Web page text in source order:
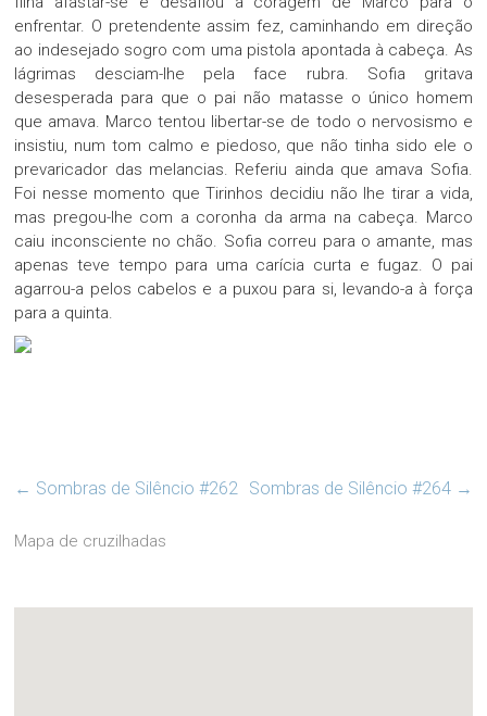
enfrentar. O pretendente assim fez, caminhando em direção
ao indesejado sogro com uma pistola apontada à cabeça. As
lágrimas desciam-lhe pela face rubra. Sofia gritava
desesperada para que o pai não matasse o único homem
que amava. Marco tentou libertar-se de todo o nervosismo e
insistiu, num tom calmo e piedoso, que não tinha sido ele o
prevaricador das melancias. Referiu ainda que amava Sofia.
Foi nesse momento que Tirinhos decidiu não lhe tirar a vida,
mas pregou-lhe com a coronha da arma na cabeça. Marco
caiu inconsciente no chão. Sofia correu para o amante, mas
apenas teve tempo para uma carícia curta e fugaz. O pai
agarrou-a pelos cabelos e a puxou para si, levando-a à força
para a quinta.
← Sombras de Silêncio #262 Sombras de Silêncio #264 →
Mapa de cruzilhadas